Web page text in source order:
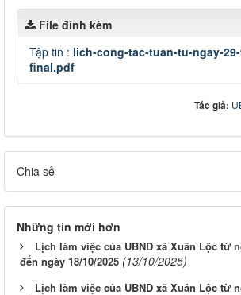
File đính kèm
Tập tin : lich-cong-tac-tuan-tu-ngay-
final.pdf
Tác giả:
Chia sẻ
Những tin mới hơn
Lịch làm việc của UBND xã Xuân Lộc từ
đến ngày 18/10/2025 (13/10/2025)
Lịch làm việc của UBND xã Xuân Lộc từ